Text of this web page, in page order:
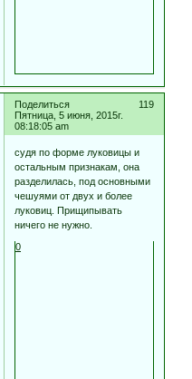
Поделиться
119
Пятница, 5 июня, 2015г.
08:18:05 am
судя по форме луковицы и
остальным признакам, она
разделилась, под основными
чешуями от двух и более
луковиц. Прищипывать
ничего не нужно.
0